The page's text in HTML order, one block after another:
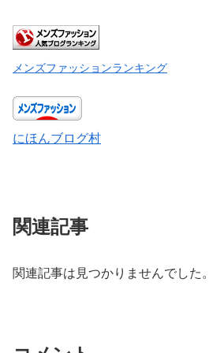
メンズファッションランキング
にほんブログ村
関連記事
関連記事は見つかりませんでした。